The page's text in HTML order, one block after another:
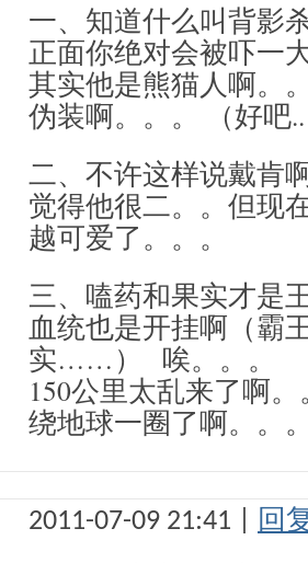
一、知道什么叫背影
正面你绝对会被吓一
其实他是熊猫人啊。
伪装啊。。。 （好
二、不许这样说戴肯
觉得他很二。。但现
越可爱了。。。
三、嗑药和果实才是
血统也是开挂啊（霸
实……） 唉。。。
150公里太乱来了啊
绕地球一圈了啊。。
2011-07-09 21:41 | 回